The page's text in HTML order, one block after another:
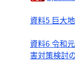
資料5 巨大
資料6 令和
害対策検討